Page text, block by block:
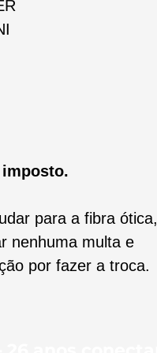
imposto.
para a fibra ótica,
nenhuma multa e
por fazer a troca.